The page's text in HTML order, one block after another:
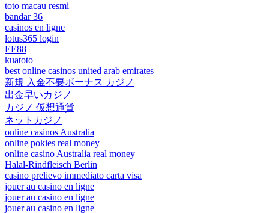
toto macau resmi
bandar 36
casinos en ligne
lotus365 login
EE88
kuatoto
best online casinos united arab emirates
新規 入金不要ボーナス カジノ
出金早いカジノ
カジノ 仮想通貨
ネットカジノ
online casinos Australia
online pokies real money
online casino Australia real money
Halal-Rindfleisch Berlin
casino prelievo immediato carta visa
jouer au casino en ligne
jouer au casino en ligne
jouer au casino en ligne